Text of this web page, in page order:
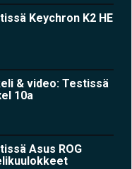
Keychron K2 HE
& video: Testissä
10a
Asus ROG